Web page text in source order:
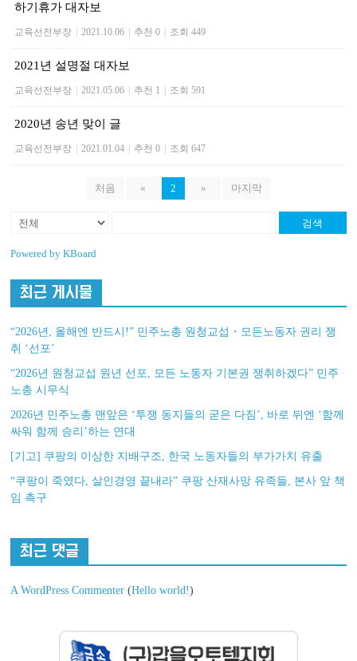
하기휴가 대자보
교육선전부장 2021.10.06 추천 0 조회 449
2021년 설명절 대자보
교육선전부장 2021.05.06 추천 1 조회 591
2020년 송년 맞이 글
교육선전부장 2021.01.04 추천 0 조회 647
처음 « 2 » 마지막
검색
Powered by KBoard
최근 게시물
“2026년, 올해엔 반드시!” 민주노총 원청교섭・모든노동자 권리 쟁
취 ‘선포’
“2026년 원청교섭 원년 선포, 모든 노동자 기본권 쟁취하겠다” 민주
노총 시무식
2026년 민주노총 맨앞은 ‘투쟁 동지들의 굳은 다짐’, 바로 뒤엔 ‘함께
싸워 함께 승리’하는 연대
[기고] 쿠팡의 이상한 지배구조, 한국 노동자들의 부가가치 유출
“쿠팡이 죽였다, 살인경영 끝내라” 쿠팡 산재사망 유족들, 본사 앞 책
임 촉구
최근 댓글
A WordPress Commenter (Hello world!)